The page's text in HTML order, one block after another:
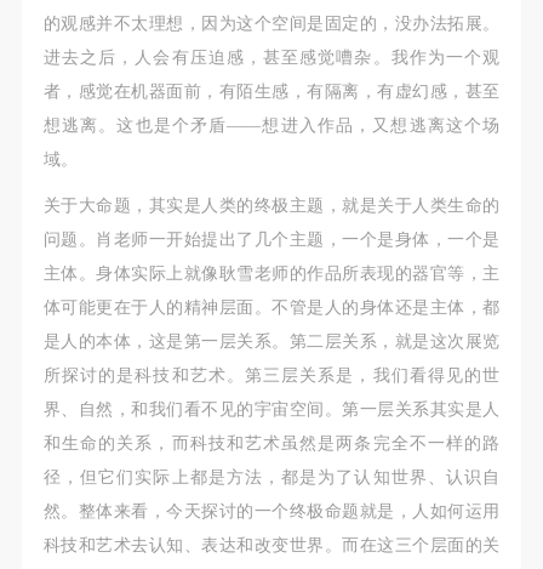
的观感并不太理想，因为这个空间是固定的，没办法拓展。
进去之后，人会有压迫感，甚至感觉嘈杂。我作为一个观
者，感觉在机器面前，有陌生感，有隔离，有虚幻感，甚至
想逃离。这也是个矛盾——想进入作品，又想逃离这个场
域。
关于大命题，其实是人类的终极主题，就是关于人类生命的
问题。肖老师一开始提出了几个主题，一个是身体，一个是
主体。身体实际上就像耿雪老师的作品所表现的器官等，主
体可能更在于人的精神层面。不管是人的身体还是主体，都
是人的本体，这是第一层关系。第二层关系，就是这次展览
所探讨的是科技和艺术。第三层关系是，我们看得见的世
界、自然，和我们看不见的宇宙空间。第一层关系其实是人
和生命的关系，而科技和艺术虽然是两条完全不一样的路
径，但它们实际上都是方法，都是为了认知世界、认识自
然。整体来看，今天探讨的一个终极命题就是，人如何运用
科技和艺术去认知、表达和改变世界。而在这三个层面的关